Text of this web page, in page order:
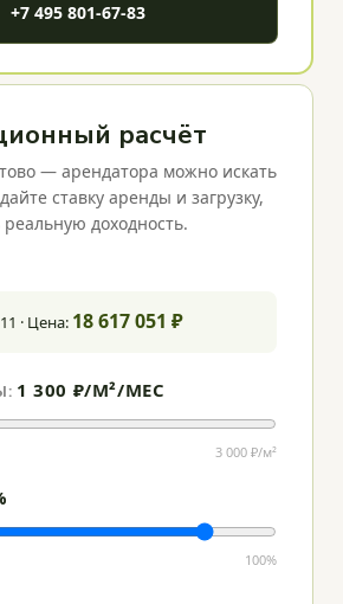
+7 495 801-67-83
расчёт
— арендатора можно искать
ставку аренды и загрузку,
доходность.
· Цена: 18 617 051 ₽
1 300 ₽/М²/МЕС
3 000 ₽/м²
100%